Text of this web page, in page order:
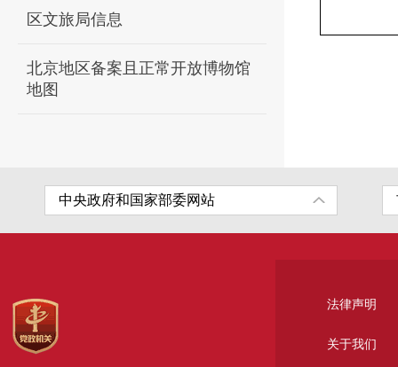
区文旅局信息
北京地区备案且正常开放博物馆
地图
法律声明
关于我们